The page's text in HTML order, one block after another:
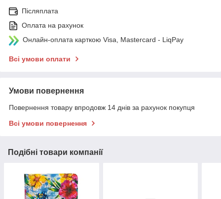
Післяплата
Оплата на рахунок
Онлайн-оплата карткою Visa, Mastercard - LiqPay
Всі умови оплати
Умови повернення
Повернення товару впродовж 14 днів за рахунок покупця
Всі умови повернення
Подібні товари компанії